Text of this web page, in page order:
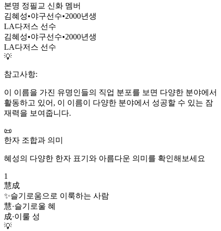
본명 정필교 신화 멤버
김혜성•야구선수•2000년생
LA다저스 선수
김혜성•야구선수•2000년생
LA다저스 선수
💡
참고사항:
이 이름을 가진 유명인들의 직업 분포를 보면 다양한 분야에서
활동하고 있어, 이 이름이 다양한 분야에서 성공할 수 있는 잠
재력을 보여줍니다.
📜
한자 조합과 의미
혜성의 다양한 한자 표기와 아름다운 의미를 확인해보세요
1
慧成
✨슬기로움으로 이룩하는 사람
慧·슬기로울 혜
成·이룰 성
💡